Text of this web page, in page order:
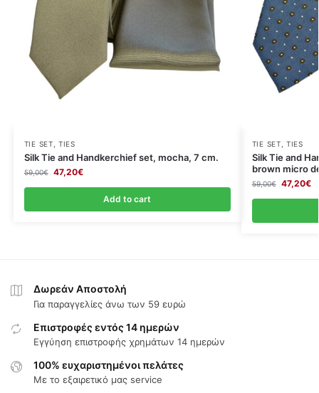
TIE SET ,TIES
Silk Tie and Handkerchief set, mocha, 7 cm.
59,00€ 47,20€
Add to cart
TIE SET ,TIES
Silk Tie and
brown micro
59,00€ 47,20€
Δωρεάν Αποστολή
Για παραγγελίες άνω των 59 ευρώ
Επιστροφές εντός 14 ημερών
Εγγύηση επιστροφής χρημάτων 14 ημερών
100% ευχαριστημένοι πελάτες
Με το εξαιρετικό μας service